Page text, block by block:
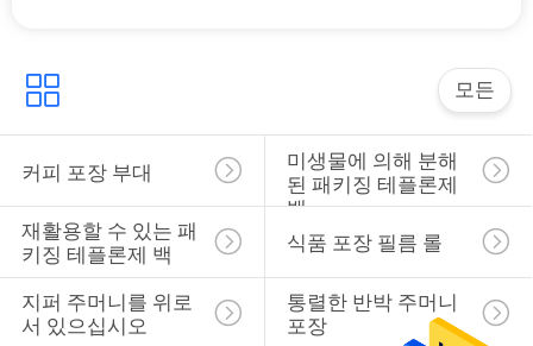
모든
커피 포장 부대
미생물에 의해 분해
된 패키징 테플론제
백
재활용할 수 있는 패
키징 테플론제 백
식품 포장 필름 롤
지퍼 주머니를 위로
서 있으십시오
통렬한 반박 주머니
포장